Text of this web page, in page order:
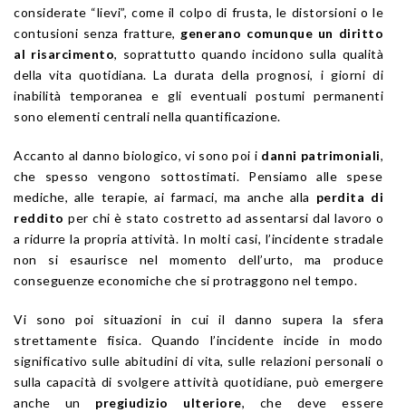
considerate “lievi”, come il colpo di frusta, le distorsioni o le
contusioni senza fratture, generano comunque un diritto
al risarcimento, soprattutto quando incidono sulla qualità
della vita quotidiana. La durata della prognosi, i giorni di
inabilità temporanea e gli eventuali postumi permanenti
sono elementi centrali nella quantificazione.
Accanto al danno biologico, vi sono poi i danni patrimoniali,
che spesso vengono sottostimati. Pensiamo alle spese
mediche, alle terapie, ai farmaci, ma anche alla perdita di
reddito per chi è stato costretto ad assentarsi dal lavoro o
a ridurre la propria attività. In molti casi, l’incidente stradale
non si esaurisce nel momento dell’urto, ma produce
conseguenze economiche che si protraggono nel tempo.
Vi sono poi situazioni in cui il danno supera la sfera
strettamente fisica. Quando l’incidente incide in modo
significativo sulle abitudini di vita, sulle relazioni personali o
sulla capacità di svolgere attività quotidiane, può emergere
anche un pregiudizio ulteriore, che deve essere